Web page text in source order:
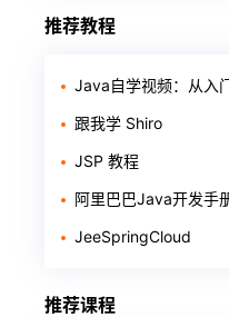
推荐教程
Java自学视频：从入门到精通学习
跟我学 Shiro
JSP 教程
阿里巴巴Java开发手
JeeSpringCloud
推荐课程